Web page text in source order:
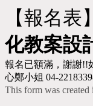
【報名表】
化教案設
報名已額滿，謝謝!!
心鄭小姐 04-
This form was